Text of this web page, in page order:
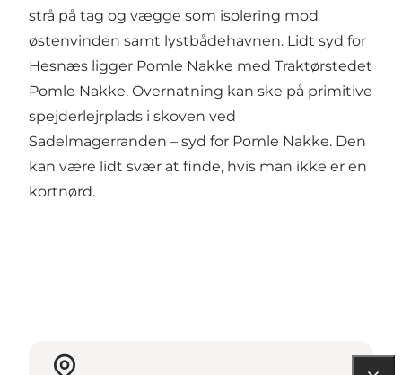
strå på tag og vægge som isolering mod
østenvinden samt lystbådehavnen. Lidt syd for
Hesnæs ligger Pomle Nakke med Traktørstedet
Pomle Nakke. Overnatning kan ske på primitive
spejderlejrplads i skoven ved
Sadelmagerranden – syd for Pomle Nakke. Den
kan være lidt svær at finde, hvis man ikke er en
kortnørd.